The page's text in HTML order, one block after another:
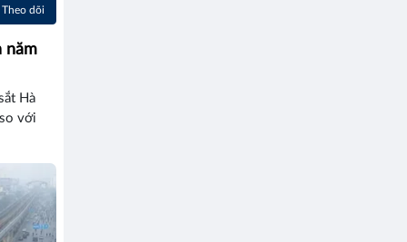
Theo dõi
năm
Hà
với